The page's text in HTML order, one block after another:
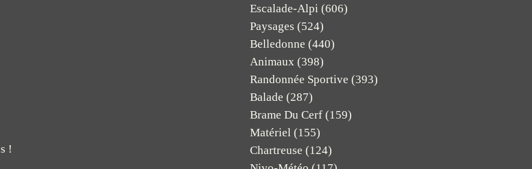
Escalade-Alpi (606)
Paysages (524)
Belledonne (440)
Animaux (398)
Randonnée Sportive (393)
Balade (287)
Brame Du Cerf (159)
Matériel (155)
Chartreuse (124)